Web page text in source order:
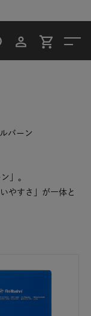
バーン
」。
やすさ」が一体と